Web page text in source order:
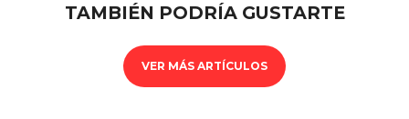
TAMBIÉN PODRÍA GUSTARTE
VER MÁS ARTÍCULOS